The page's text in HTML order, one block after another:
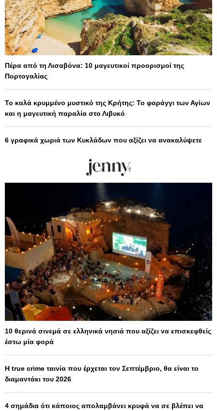
Πέρα από τη Λισαβόνα: 10 μαγευτικοί προορισμοί της
Πορτογαλίας
Το καλά κρυμμένο μυστικό της Κρήτης: Το φαράγγι των Αγίων
και η μαγευτική παραλία στο Λιβυκό
6 γραφικά χωριά των Κυκλάδων που αξίζει να ανακαλύψετε
10 θερινά σινεμά σε ελληνικά νησιά που αξίζει να επισκεφθείς
έστω μία φορά
Η true crime ταινία που έρχεται τον Σεπτέμβριο, θα είναι το
διαμαντάκι του 2026
4 σημάδια ότι κάποιος απολαμβάνει κρυφά να σε βλέπει να